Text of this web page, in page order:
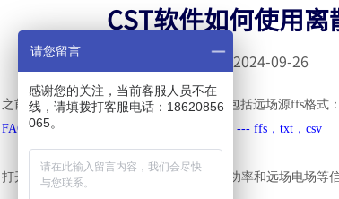
CST软件如何使用
2024-09-26
之前写过一篇如何导出和查看远场数据，包括远场源ffs格式：
FAQ062：如何导出和查看farfield远场数据 --- ffs，txt，csv
打开 ffs查看，可见就是坐标、频点、辐射功率和远场电场等
请您留言
感谢您的关注，当前客服人员不在
线，请填拨打客服电话：18620856
065。